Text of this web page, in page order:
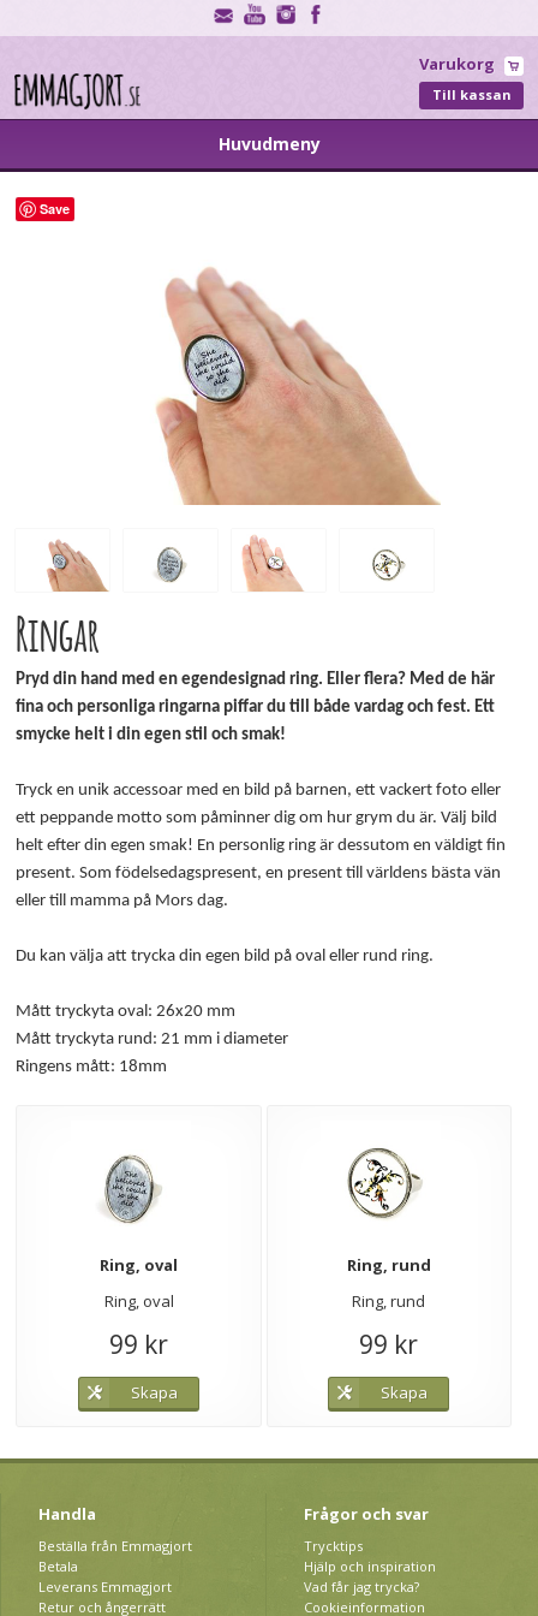
Varukorg
Till kassan
Huvudmeny
Save
Ringar
Pryd din hand med en egendesignad ring. Eller flera? Med de här
fina och personliga ringarna piffar du till både vardag och fest. Ett
smycke helt i din egen stil och smak!
Tryck en unik accessoar med en bild på barnen, ett vackert foto eller
ett peppande motto som påminner dig om hur grym du är. Välj bild
helt efter din egen smak! En personlig ring är dessutom en väldigt fin
present. Som födelsedagspresent, en present till världens bästa vän
eller till mamma på Mors dag.
Du kan välja att trycka din egen bild på oval eller rund ring.
Mått tryckyta oval: 26x20 mm
Mått tryckyta rund: 21 mm i diameter
Ringens mått: 18mm
Ring, oval
Ring, oval
99 kr
Skapa
Ring, rund
Ring, rund
99 kr
Skapa
Handla
Beställa från Emmagjort
Betala
Leverans Emmagjort
Retur och ångerrätt
Frågor och svar
Trycktips
Hjälp och inspiration
Vad får jag trycka?
Cookieinformation